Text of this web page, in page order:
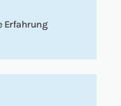
Erfahrung